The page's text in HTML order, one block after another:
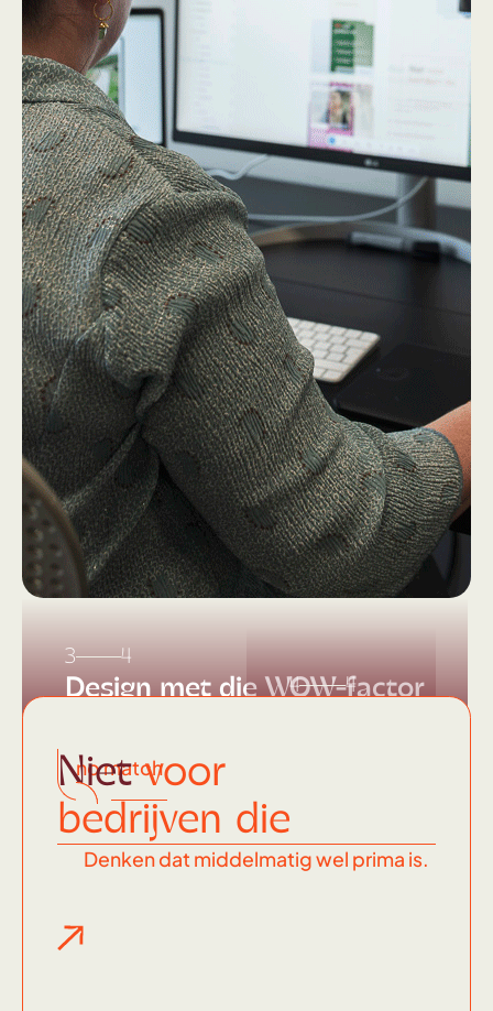
3 4
Design met die WOW-factor
4 4
no match
Nietvoor
bedrijven die
Denken dat middelmatig wel prima is.